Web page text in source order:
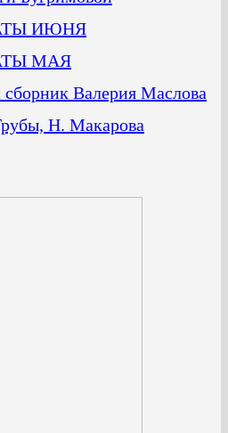
ИЮНЯ
МАЯ
Валерия Маслова
Н. Макарова